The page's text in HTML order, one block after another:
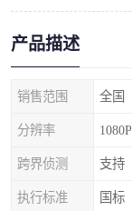
产品描述
销售范围 全国
分辨率 1080P
跨界侦测 支持
执行标准 国标